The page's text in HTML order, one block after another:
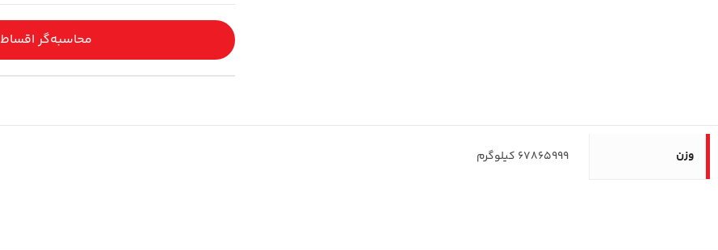
محاسبه‌گر اقساط
وزن 67865999 کیلوگرم